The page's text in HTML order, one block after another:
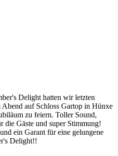
Delight hatten wir letzten
Abend auf Schloss Gartop in Hünxe
zu feiern. Toller Sound,
die Gäste und super Stimmung!
ein Garant für eine gelungene
Delight!!